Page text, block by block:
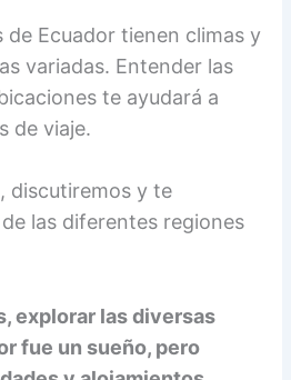
de Ecuador tienen climas y
variadas. Entender las
te ayudará a
de viaje.
discutiremos y te
las diferentes regiones
explorar las diversas
fue un sueño, pero